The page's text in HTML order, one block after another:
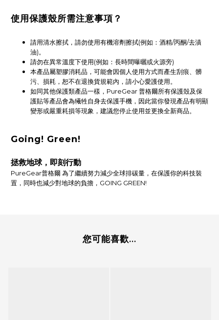
使用保護殼所需注意事項？
請用清水擦拭，請勿使用有機溶劑擦拭(例如：酒精/丙酮/去漬
油)。
請勿在異常溫度下使用(例如：長時間曝曬或火源旁)
本產品屬塑膠消耗品，可能會因個人使用方式而產生刮痕、髒
污、損耗，恕不在退換貨規範內，請小心愛護使用。
如同其他保護類產品一樣，PureGear 普格爾所有保護殼及保
護貼等產品會為犧牲自身去保護手機，因此當你發現產品有明顯
變形或嚴重耗損等現象，建議您停止使用並更換全新商品。
Going! Green!
拯救地球，即刻行動
PureGear普格爾 為了繼續努力減少全球排碳量，在保護你的科技裝
置，同時也減少對地球的負擔，GOING GREEN!
您可能喜歡...